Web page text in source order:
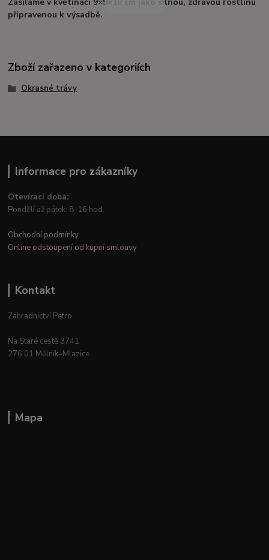
Zasíláme v květináči 9×9×10 cm jako silnou, zdravou rostlinu
připravenou k výsadbě.
Zboží zařazeno v kategoriích
Okrasné trávy
Informace pro zákazníky
Otevírací doba:
Pondělí až pátek: 8-16 hod.
Obchodní podmínky
Online odstoupení od kupní smlouvy
Kontakt
Zahradnictví Petro
Na Staré cestě 3741
276 01 Mělník–Mlazice
Mapa